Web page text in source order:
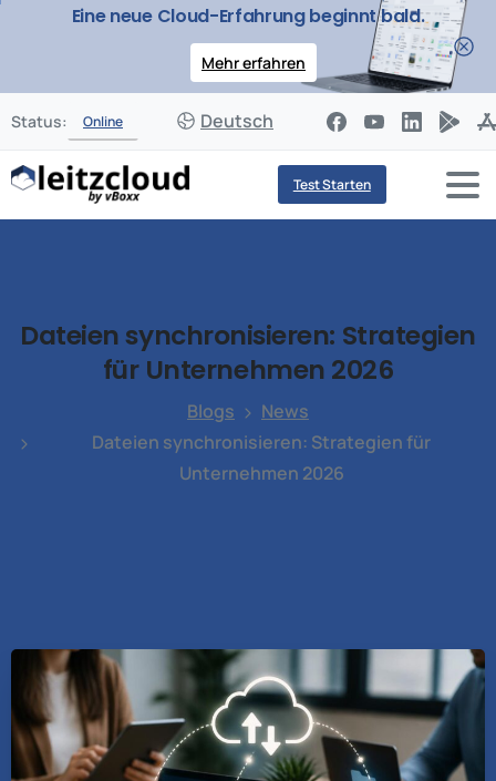
Eine neue Cloud-Erfahrung beginnt bald.
Mehr erfahren
Status: Online Deutsch
Test Starten
Dateiensynchronisieren: Strategien
für Unternehmen 2026
Blogs
News
Dateien synchronisieren: Strategien für
Unternehmen 2026